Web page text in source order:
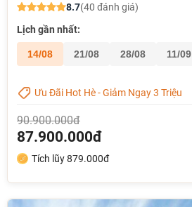
8.7(40 đánh giá)
Lịch gần nhất:
14/08 21/08 28/08 11/09
Ưu Đãi Hot Hè - Giảm Ngay 3 Triệu
90.900.000đ
87.900.000đ
Tích lũy 879.000đ